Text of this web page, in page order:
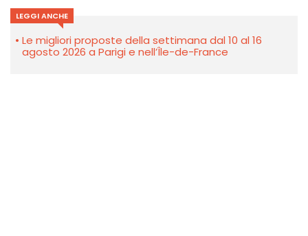
LEGGI ANCHE
Le migliori proposte della settimana dal 10 al 16
agosto 2026 a Parigi e nell’Île-de-France